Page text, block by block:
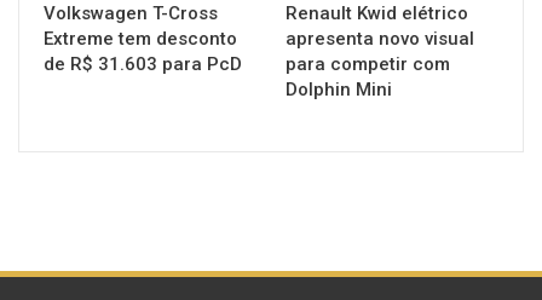
Volkswagen T-Cross
Extreme tem desconto
de R$ 31.603 para PcD
Renault Kwid elétrico
apresenta novo visual
para competir com
Dolphin Mini